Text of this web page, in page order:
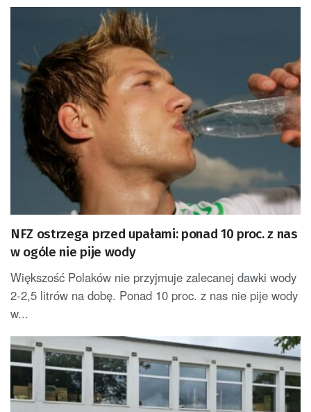
NFZ ostrzega przed upałami: ponad 10 proc. z nas
w ogóle nie pije wody
Większość Polaków nie przyjmuje zalecanej dawki wody
2-2,5 litrów na dobę. Ponad 10 proc. z nas nie pije wody
w...